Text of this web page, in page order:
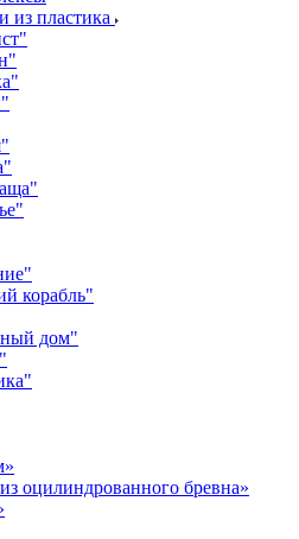
из пластика
корабль"
дом"
оцилиндрованного бревна»